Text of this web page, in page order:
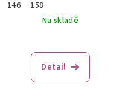
146
158
Na skladě
Detail